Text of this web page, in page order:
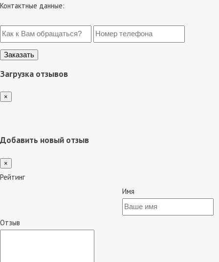
Контактные данные:
Загрузка отзывов
×
Добавить новый отзыв
×
Рейтинг
Имя
Отзыв